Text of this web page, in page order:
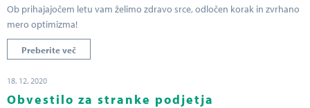
Ob prihajajočem letu vam želimo zdravo srce, odločen korak in zvrhano
mero optimizma!
Preberite več
18. 12. 2020
Obvestilo za stranke podjetja